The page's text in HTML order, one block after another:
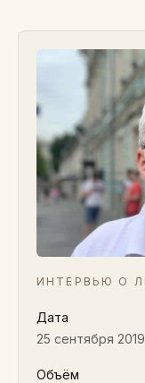
ИНТЕРВЬЮ О
Дата
25 сентября 2019
Объём